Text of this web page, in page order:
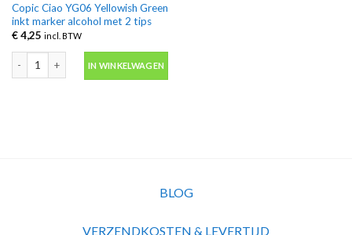
Copic Ciao YG06 Yellowish Green
inkt marker alcohol met 2 tips
€4,25 incl. BTW
Copic Ciao YG06 Yellowish Green inkt marker alcohol met 2 tips aantal
IN WINKELWAGEN
BLOG
VERZENDKOSTEN & LEVERTIJD